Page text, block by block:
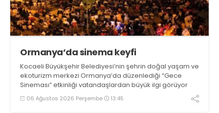
Ormanya’da sinema keyfi
Kocaeli Büyükşehir Belediyesi’nin şehrin doğal yaşam ve
ekoturizm merkezi Ormanya’da düzenlediği “Gece
Sineması” etkinliği vatandaşlardan büyük ilgi görüyor
06 Ağustos 2026 Perşembe 13:45